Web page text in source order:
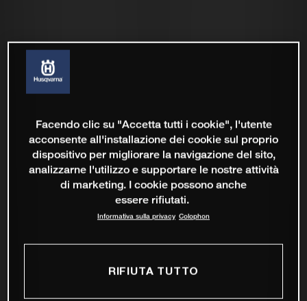
Facendo clic su "Accetta tutti i cookie", l'utente
acconsente all'installazione dei cookie sul proprio
dispositivo per migliorare la navigazione del sito,
analizzarne l'utilizzo e supportare le nostre attività
di marketing. I cookie possono anche
essere rifiutati.
Informativa sulla privacy Colophon
RIFIUTA TUTTO